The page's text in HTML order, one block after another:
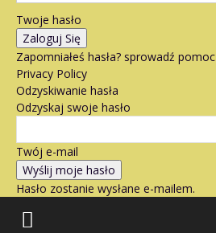
Twoje hasło
Zapomniałeś hasła? sprowadź pomoc
Privacy Policy
Odzyskiwanie hasła
Odzyskaj swoje hasło
Twój e-mail
Hasło zostanie wysłane e-mailem.